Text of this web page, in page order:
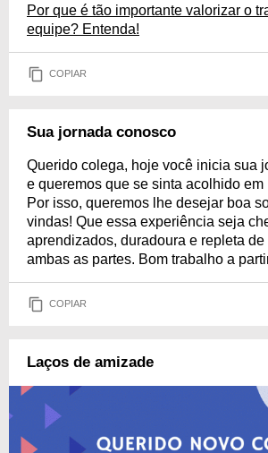
Por que é tão importante valorizar o
equipe? Entenda!
COPIAR
Sua jornada conosco
Querido colega, hoje você inicia sua
e queremos que se sinta acolhido em
Por isso, queremos lhe desejar boa
vindas! Que essa experiência seja
aprendizados, duradoura e repleta
ambas as partes. Bom trabalho a
COPIAR
Laços de amizade